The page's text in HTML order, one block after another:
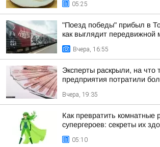
05:25
"Поезд победы" прибыл в
как выглядит передвижной
Вчера, 16:55
Эксперты раскрыли, на что
предприятия потратили
Вчера, 19:35
Как превратить комнатные
супергероев: секреты их
05:10